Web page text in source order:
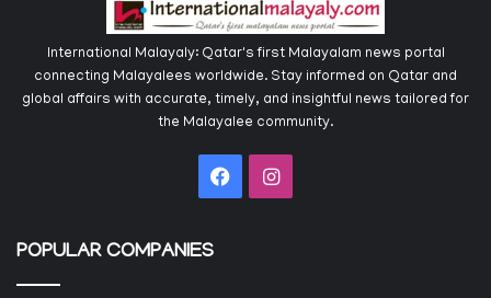
International Malayaly: Qatar's first Malayalam news portal
connecting Malayalees worldwide. Stay informed on Qatar and
global affairs with accurate, timely, and insightful news tailored for
the Malayalee community.
FacebookInstagram
POPULAR COMPANIES